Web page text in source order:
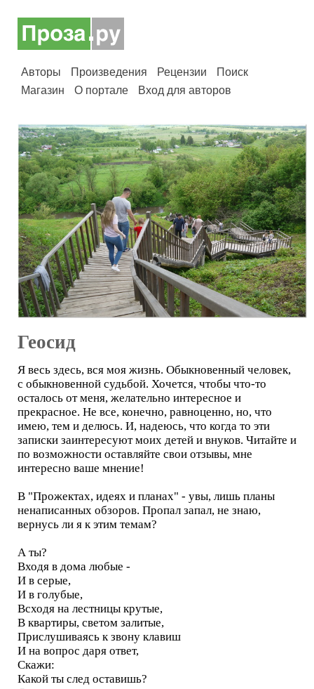
Авторы Произведения Рецензии
Поиск
Магазин
О портале Вход для авторов
Геосид
Я весь здесь, вся моя жизнь. Обыкновенный человек,
с обыкновенной судьбой. Хочется, чтобы что-то
осталось от меня, желательно интересное и
прекрасное. Не все, конечно, равноценно, но, что
имею, тем и делюсь. И, надеюсь, что когда то эти
записки заинтересуют моих детей и внуков. Читайте и
по возможности оставляйте свои отзывы, мне
интересно ваше мнение!
В "Прожектах, идеях и планах" - увы, лишь планы
ненаписанных обзоров. Пропал запал, не знаю,
вернусь ли я к этим темам?
А ты?
Входя в дома любые -
И в серые,
И в голубые,
Всходя на лестницы крутые,
В квартиры, светом залитые,
Прислушиваясь к звону клавиш
И на вопрос даря ответ,
Скажи:
Какой ты след оставишь?